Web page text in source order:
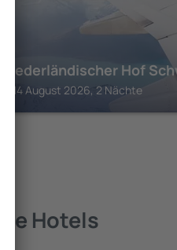
Niederländischer Hof
14 August 2026, 2 Nächte
Hotels